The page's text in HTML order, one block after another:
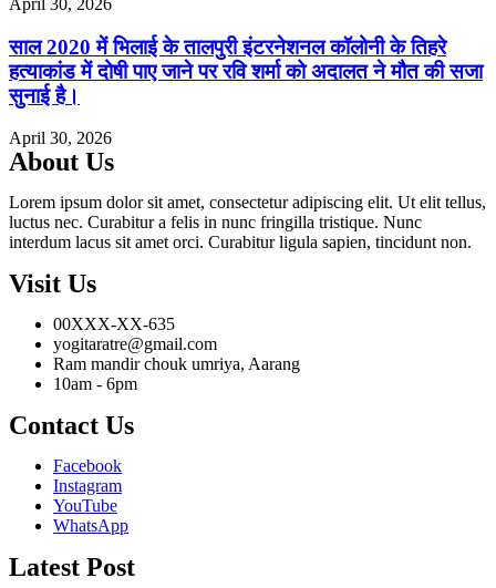
साल 2020 में भिलाई के तालपुरी इंटरनेशनल कॉलोनी के तिहरे
हत्याकांड में दोषी पाए जाने पर रवि शर्मा को अदालत ने मौत की सजा
सुनाई है।
April 30, 2026
About Us
Lorem ipsum dolor sit amet, consectetur adipiscing elit. Ut elit tellus,
luctus nec. Curabitur a felis in nunc fringilla tristique. Nunc
interdum lacus sit amet orci. Curabitur ligula sapien, tincidunt non.
Visit Us
00XXX-XX-635
yogitaratre@gmail.com
Ram mandir chouk umriya, Aarang
10am - 6pm
Contact Us
Facebook
Instagram
YouTube
WhatsApp
Latest Post